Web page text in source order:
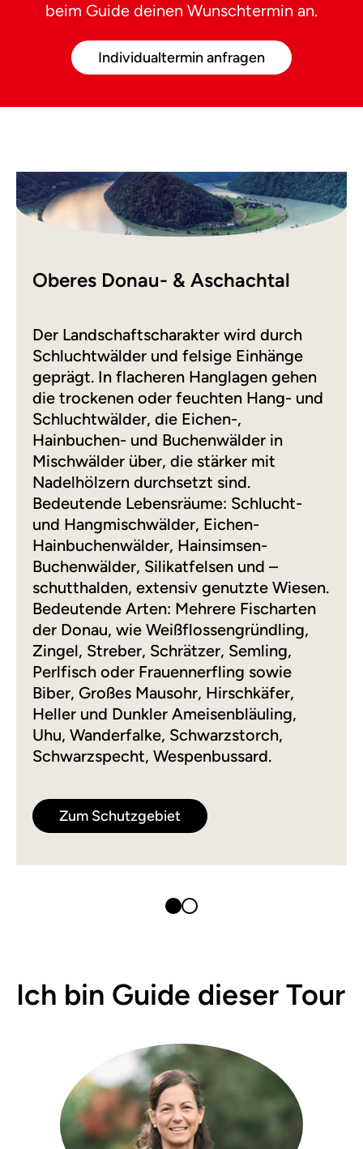
beim Guide deinen Wunschtermin an.
Individualtermin anfragen
Oberes Donau- & Aschachtal
Der Landschaftscharakter wird durch
Schluchtwälder und felsige Einhänge
geprägt. In flacheren Hanglagen gehen
die trockenen oder feuchten Hang- und
Schluchtwälder, die Eichen-,
Hainbuchen- und Buchenwälder in
Mischwälder über, die stärker mit
Nadelhölzern durchsetzt sind.
Bedeutende Lebensräume: Schlucht-
und Hangmischwälder, Eichen-
Hainbuchenwälder, Hainsimsen-
Buchenwälder, Silikatfelsen und –
schutthalden, extensiv genutzte Wiesen.
Bedeutende Arten: Mehrere Fischarten
der Donau, wie Weißflossengründling,
Zingel, Streber, Schrätzer, Semling,
Perlfisch oder Frauennerfling sowie
Biber, Großes Mausohr, Hirschkäfer,
Heller und Dunkler Ameisenbläuling,
Uhu, Wanderfalke, Schwarzstorch,
Schwarzspecht, Wespenbussard.
Zum Schutzgebiet
Ich bin Guide dieser Tour